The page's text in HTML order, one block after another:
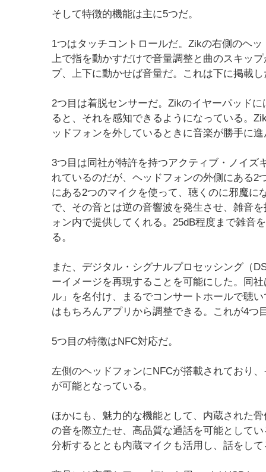
そして特徴的機能は主に5つだ。
1つはタッチコントロールだ。Zikの右側のヘ
上で指を動かすだけで音量調整と曲のスキッ
プ、上下に動かせば音量だ。これは下に掲載し
2つ目は着脱センサーだ。Zikのイヤーパッド
ると、それを感知できるようになっている。
ッドフォンを外しているときに音楽が勝手に
3つ目は同社が特許を持つアクティブ・ノイズ
れているのだが、ヘッドフォンの外側にある2
にある2つのマイクを使って、聴くのに邪魔に
で、その音とは逆の音響波を発生させ、雑音
ォン内で提供してくれる。25dB程度まで雑音
る。
また、デジタル・シグナルプロセッシング（
ーイメージを再現することを可能にした。同
ル」を名付け、まるでコンサートホールで聴
はもちろんアプリから調整できる。これが4つ
5つ目の特徴はNFC対応だ。
左側のヘッドフォンにNFCが搭載されており
が可能となっている。
ほかにも、魅力的な機能として、内蔵された
の音を際立たせ、高品質な通話を可能として
分析するととも内蔵マイクも活用し、話をし